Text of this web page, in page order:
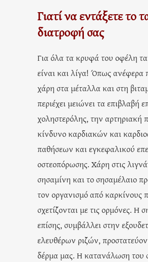
Γιατί να εντάξετε το
διατροφή σας
Για όλα τα κρυφά του οφέλη
είναι και λίγα! Όπως ανέφερα
χάρη στα μέταλλα και στη
περιέχει μειώνει τα επιβλαβή
χοληστερόλης, την αρτηριακή
κίνδυνο καρδιακών και
παθήσεων και εγκεφαλικού
οστεοπόρωσης. Χάρη στις
σησαμίνη και το σησαμέλαιο
τον οργανισμό από καρκίνους
σχετίζονται με τις ορμόνες. Η
επίσης, συμβάλλει στην
ελευθέρων ριζών,
δέρμα μας. Η κατανάλωση του